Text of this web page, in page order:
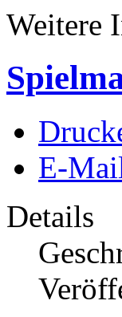
Weitere
E-
Details